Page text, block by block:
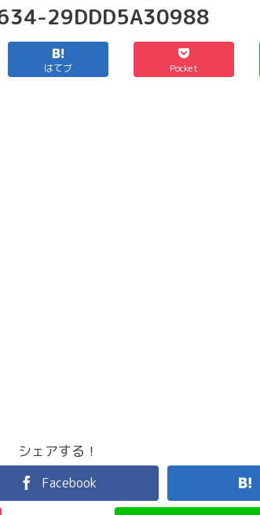
29DDD5A30988
はてブ Pocket
シェアする！
Facebook